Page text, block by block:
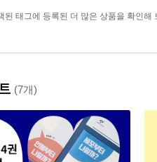
된 태그에 등록된 더 많은 상품을 확인해
(7개)